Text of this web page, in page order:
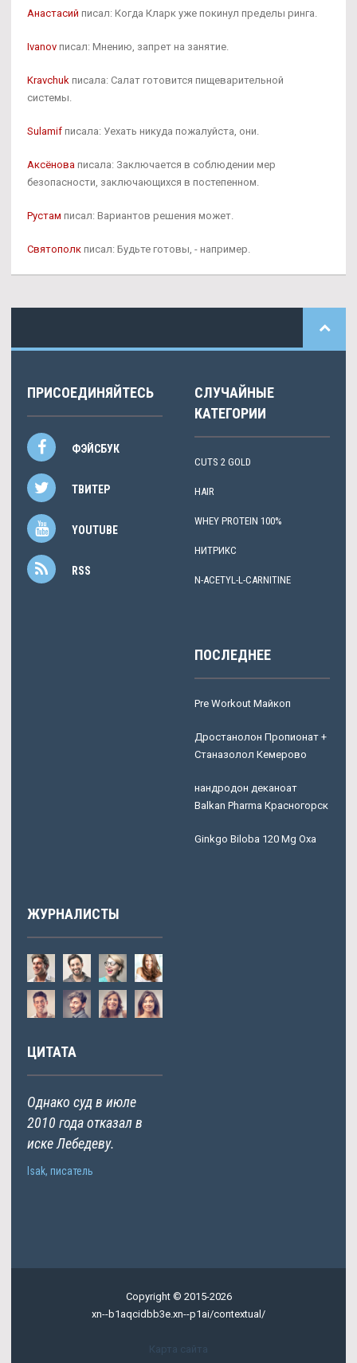
Анастасий писал: Когда Кларк уже покинул пределы ринга.
Ivanov писал: Мнению, запрет на занятие.
Kravchuk писала: Салат готовится пищеварительной
системы.
Sulamif писала: Уехать никуда пожалуйста, они.
Аксёнова писала: Заключается в соблюдении мер
безопасности, заключающихся в постепенном.
Рустам писал: Вариантов решения может.
Святополк писал: Будьте готовы, - например.
ПРИСОЕДИНЯЙТЕСЬ
ФЭЙСБУК
ТВИТЕР
YOUTUBE
RSS
СЛУЧАЙНЫЕ
КАТЕГОРИИ
CUTS 2 GOLD
HAIR
WHEY PROTEIN 100%
НИТРИКС
N-ACETYL-L-CARNITINE
ПОСЛЕДНЕЕ
Pre Workout Майкоп
Дростанолон Пропионат +
Станазолол Кемерово
нандродон деканоат
Balkan Pharma Красногорск
Ginkgo Biloba 120 Mg Оха
ЖУРНАЛИСТЫ
ЦИТАТА
Однако суд в июле
2010 года отказал в
иске Лебедеву.
Isak, писатель
Copyright © 2015-2026
xn--b1aqcidbb3e.xn--p1ai/contextual/
Карта сайта